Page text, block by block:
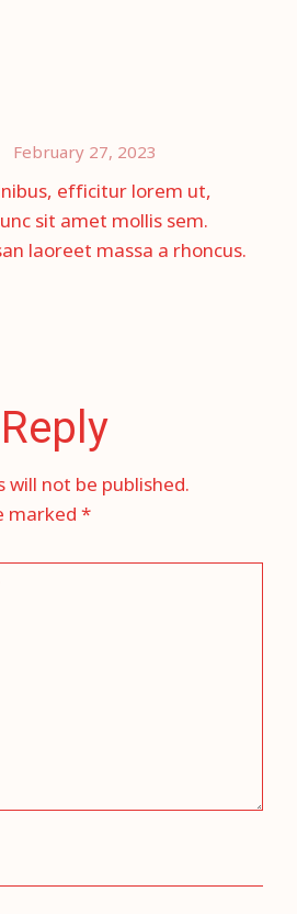
February 27, 2023
efficitur lorem ut,
sit amet mollis sem.
laoreet massa a rhoncus.
will not be published.
marked*